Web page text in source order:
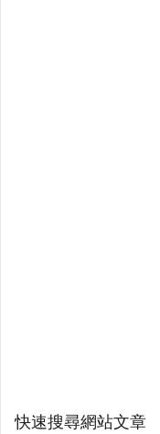
快速搜尋網站文章